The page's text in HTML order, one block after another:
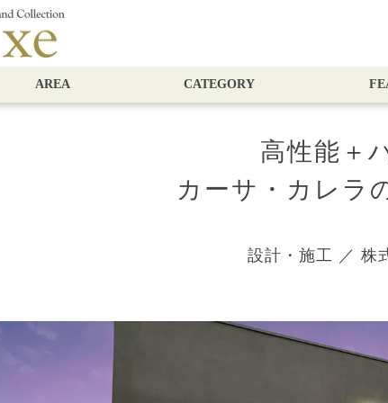
AREA CATEGORY
高性能＋
カーサ・カレラ
設計・施工 ／ 株